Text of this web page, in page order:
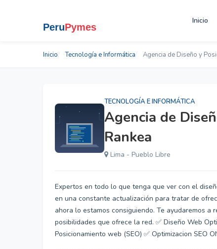
Inicio
Inicio Tecnología e Informática Agencia de Diseño y
TECNOLOGÍA E INFORMÁTICA
Agencia de
Rankea
Lima - Pueblo Libre
Expertos en todo lo que tenga que ver con el
en una constante actualización para tratar de
ahora lo estamos consiguiendo. Te ayudaremos
posibilidades que ofrece la red. ✅ Diseño Web
Posicionamiento web (SEO) ✅ Optimizacion SEO